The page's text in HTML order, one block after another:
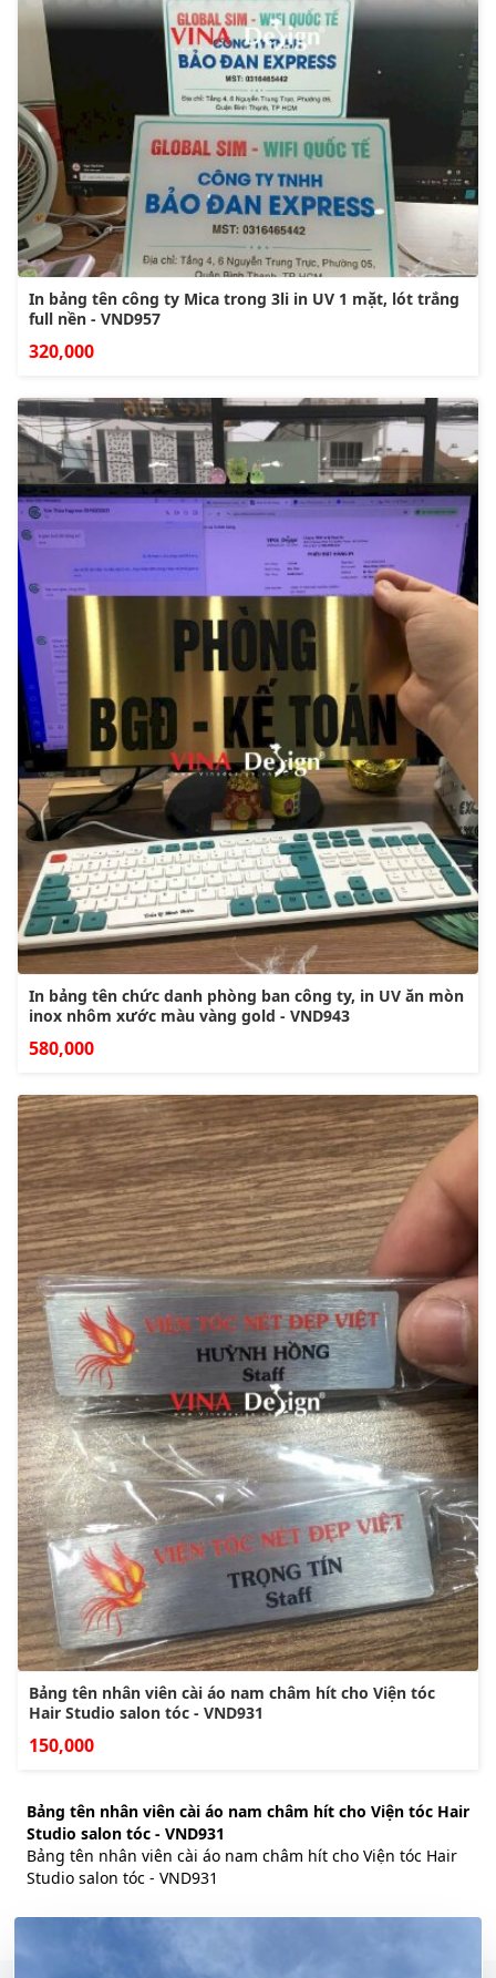
In bảng tên công ty Mica trong 3li in UV 1 mặt, lót trắng
full nền - VND957
320,000
In bảng tên chức danh phòng ban công ty, in UV ăn mòn
inox nhôm xước màu vàng gold - VND943
580,000
Bảng tên nhân viên cài áo nam châm hít cho Viện tóc
Hair Studio salon tóc - VND931
150,000
Bảng tên nhân viên cài áo nam châm hít cho Viện tóc Hair
Studio salon tóc - VND931
Bảng tên nhân viên cài áo nam châm hít cho Viện tóc Hair
Studio salon tóc - VND931